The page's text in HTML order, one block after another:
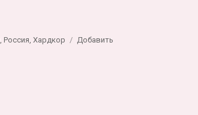
Россия Хардкор
Добавить